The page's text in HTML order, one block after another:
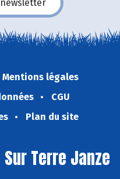
Mentions légales
CGU
Plan du site
Terre Janze